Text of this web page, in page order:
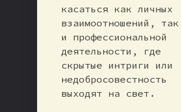
касаться как личных
взаимоотношений, так
и профессиональной
деятельности, где
скрытые интриги или
недобросовестность
выходят на свет.